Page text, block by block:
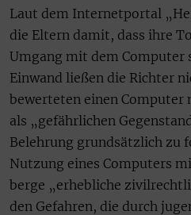
Laut dem Internetportal
die Eltern damit, dass ihre
Umgang mit dem Computer
Einwand ließen die Richter
bewerteten einen
als „gefährlichen
Belehrung grundsätzlich zu
Nutzung eines Computers
berge „erhebliche
den Gefahren, die durch